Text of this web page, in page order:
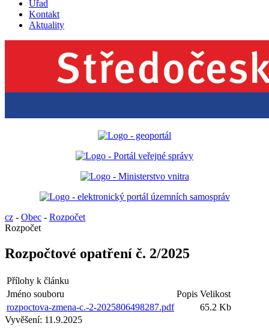
Úřad
Kontakt
Aktuality
cz - Obec - Rozpočet
Rozpočet
Rozpočtové opatření č. 2/2025
Přílohy k článku
Jméno souboru
Popis Velikost
rozpoctova-zmena-c.-2-2025806498287.pdf
65.2 Kb
Vyvěšení: 11.9.2025